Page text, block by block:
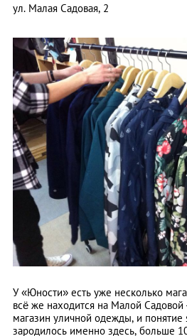
ул. Малая Садовая, 2
У «Юности» есть уже несколько
всё же находится на Малой
магазин уличной одежды, и
зародилось именно здесь, больше